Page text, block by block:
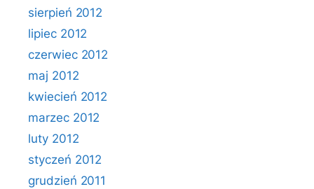
sierpień 2012
lipiec 2012
czerwiec 2012
maj 2012
kwiecień 2012
marzec 2012
luty 2012
styczeń 2012
grudzień 2011